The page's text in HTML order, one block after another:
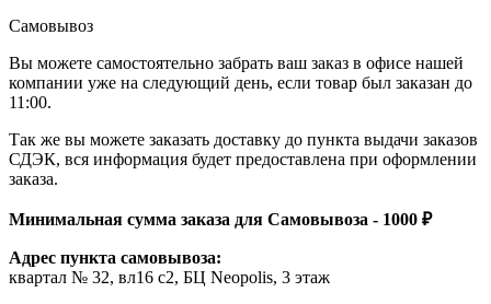
Самовывоз
Вы можете самостоятельно забрать ваш заказ в офисе нашей
компании уже на следующий день, если товар был заказан до
11:00.
Так же вы можете заказать доставку до пункта выдачи заказов
СДЭК, вся информация будет предоставлена при оформлении
заказа.
Минимальная сумма заказа для Самовывоза - 1000 ₽
Адрес пункта самовывоза:
квартал № 32, вл16 с2, БЦ Neopolis, 3 этаж